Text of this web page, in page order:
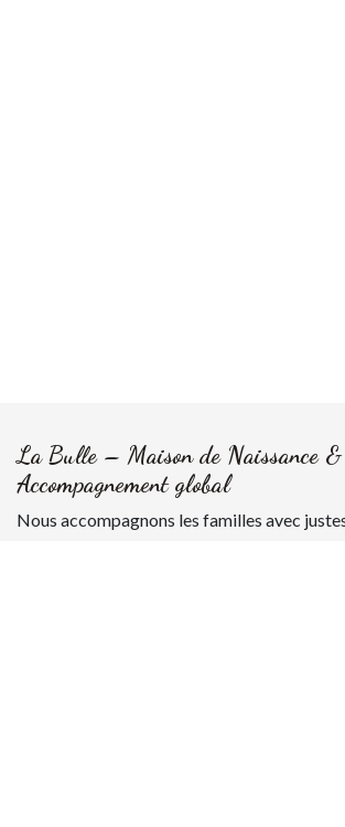
La Bulle – Maison de Naissance &
Accompagnement global
Nous accompagnons les familles avec